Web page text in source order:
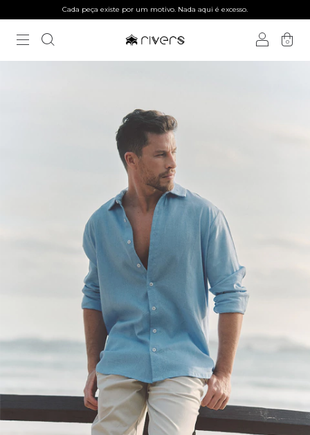
Cada peça existe por um motivo. Nada aqui é excesso.
0